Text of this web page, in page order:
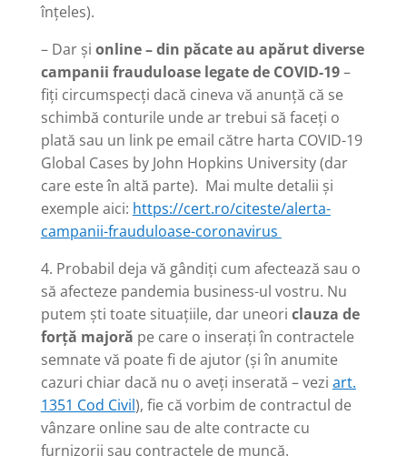
înțeles).
– Dar și online – din păcate au apărut diverse
campanii frauduloase legate de COVID-19–
fiți circumspecți dacă cineva vă anunță că se
schimbă conturile unde ar trebui să faceți o
plată sau un link pe email către harta COVID-19
Global Cases by John Hopkins University (dar
care este în altă parte). Mai multe detalii și
exemple aici: https://cert.ro/citeste/alerta-
campanii-frauduloase-coronavirus
4. Probabil deja vă gândiți cum afectează sau o
să afecteze pandemia business-ul vostru. Nu
putem ști toate situațiile, dar uneori clauza de
forță majoră pe care o inserați în contractele
semnate vă poate fi de ajutor (și în anumite
cazuri chiar dacă nu o aveți inserată – vezi art.
1351 Cod Civil), fie că vorbim de contractul de
vânzare online sau de alte contracte cu
furnizorii sau contractele de muncă.